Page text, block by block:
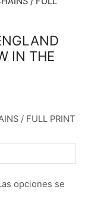
IN THE
/ FULL PRINT
opciones se